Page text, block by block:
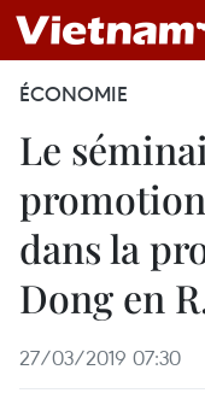
ÉCONOMIE
Le
dans la
Dong en
27/03/2019 07:30